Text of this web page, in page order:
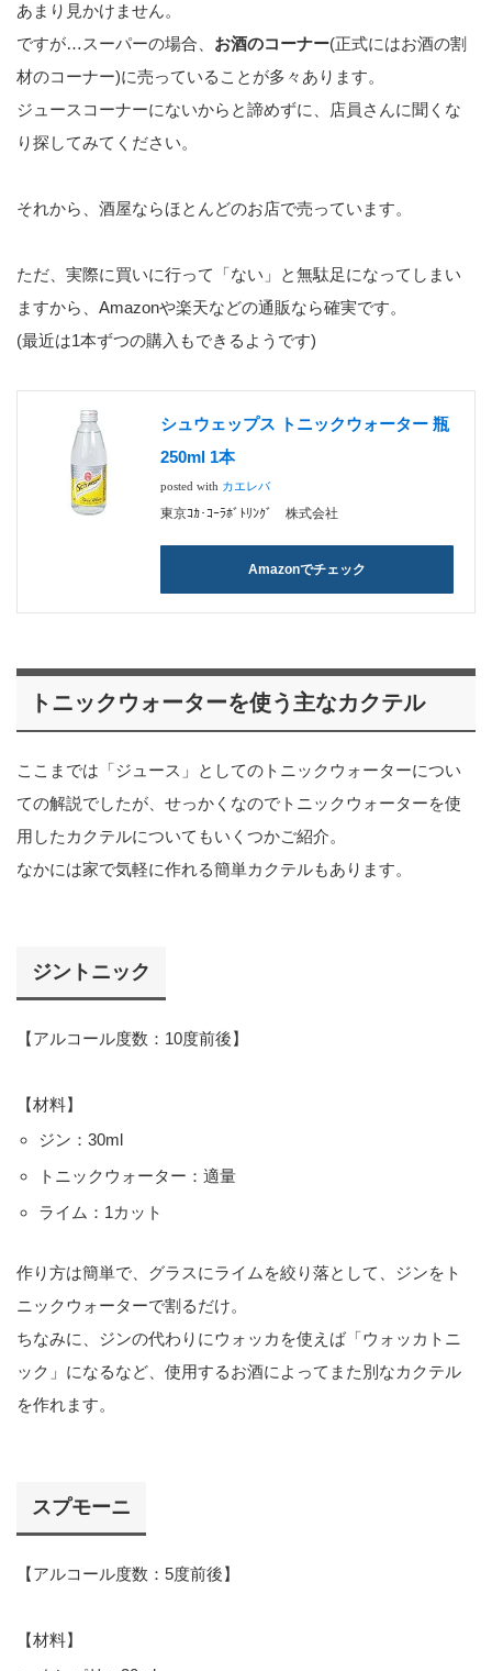
あまり見かけません。
ですが…スーパーの場合、 お酒のコーナー(正式にはお酒の割
材のコーナー)に売っていることが多々あります。
ジュースコーナーにないからと諦めずに、店員さんに聞くな
り探してみてください。
それから、酒屋ならほとんどのお店で売っています。
ただ、実際に買いに行って「ない」と無駄足になってしまい
ますから、Amazonや楽天などの通販なら確実です。
(最近は1本ずつの購入もできるようです)
シュウェップス トニックウォーター 瓶
250ml 1本
posted with カエレバ
東京ｺｶ･ｺｰﾗﾎﾞﾄﾘﾝｸﾞ 株式会社
Amazonでチェック
トニックウォーターを使う主なカクテル
ここまでは「ジュース」としてのトニックウォーターについ
ての解説でしたが、せっかくなのでトニックウォーターを使
用したカクテルについてもいくつかご紹介。
なかには家で気軽に作れる簡単カクテルもあります。
ジントニック
【アルコール度数：10度前後】
【材料】
ジン：30ml
トニックウォーター：適量
ライム：1カット
作り方は簡単で、グラスにライムを絞り落として、ジンをト
ニックウォーターで割るだけ。
ちなみに、ジンの代わりにウォッカを使えば「ウォッカトニ
ック」になるなど、使用するお酒によってまた別なカクテル
を作れます。
スプモーニ
【アルコール度数：5度前後】
【材料】